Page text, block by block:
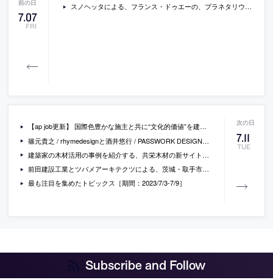
7.07
FRI
スノヘッタによる、フランス・ドゥエーの、プラネタリウムと天文台「オリオニス」。街の中心から離れた自然にも恵まれた敷地。利用者にひらめきを与える存在を目指し、“星の楕円運動”から着想して連続的な形状と導線を持つ建築を考案。ドームと木素材が印象的な外観はアイコンと調和の両立を意図
7.11
TUE
【ap job更新】 国際色豊かな施主と共に“文化的価値”を建築を通じて 具現化する「SAAD Architects」が、設計スタッフ （既卒・経験者）、パートタイム、業務委託を募集中
篠元貴之 / rhymedesignと酒井悠行 / PASSWORK DESIGNによる、愛知・春日井市の「BBQ SPOT KASUGAI」。鉄塔等に隣接する敷地のバーべキュウ場。世界観が作り難い郊外での“都市型BBQ”の成立を模索し、周囲からの自立を意図して“図式的な強い形”を用いた配置計画を考案。五角形の様な客席配置は視線の抜けも確保
建築家の木材活用の事例を紹介する、共栄木材の新サイト「Tsukuru Lab」が公開。樹種と加工の組合せから生まれる“木材”だからこその豊かさを紹介。事例として登場する建築家の手嶋保による社内施設（三秋ホール / 三秋アトリエ）は見学も可能
前田建設工業とツバメアーキテクツによる、茨城・取手市の「ICI STUDIO 甚吉邸」と「ICI STUDIO W-ANNEX」。歴史的洋館の移築復原と別館新築。復元では価値の維持と継承を目指し、“伝統”と“最新”の技術を併用し実践。別館では二棟が補完し合う関係を目指し、洋館と対比的な“がらんどう”で“透明性”のある空間を構築
最も注目を集めたトピックス［期間：2023/7/3-7/9］
Subscribe and Follow